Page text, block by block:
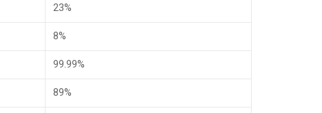
23%
8%
99.99%
89%